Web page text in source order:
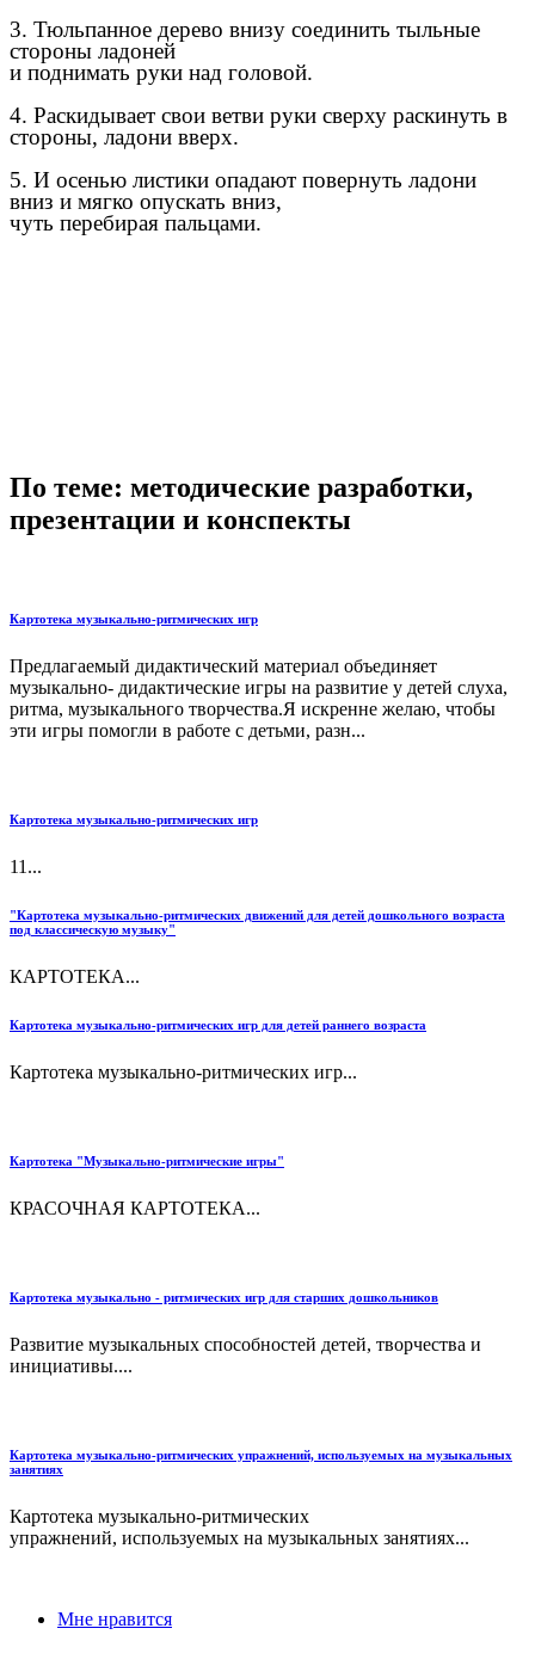
3. Тюльпанное дерево внизу соединить тыльные
стороны ладоней
и поднимать руки над головой.
4. Раскидывает свои ветви руки сверху раскинуть в
стороны, ладони вверх.
5. И осенью листики опадают повернуть ладони
вниз и мягко опускать вниз,
чуть перебирая пальцами.
По теме: методические разработки,
презентации и конспекты
Картотека музыкально-ритмических игр
Предлагаемый дидактический материал объединяет
музыкально- дидактические игры на развитие у детей слуха,
ритма, музыкального творчества.Я искренне желаю, чтобы
эти игры помогли в работе с детьми, разн...
Картотека музыкально-ритмических игр
11...
"Картотека музыкально-ритмических движений для детей дошкольного возраста
под классическую музыку"
КАРТОТЕКА...
Картотека музыкально-ритмических игр для детей раннего возраста
Картотека музыкально-ритмических игр...
Картотека "Музыкально-ритмические игры"
КРАСОЧНАЯ КАРТОТЕКА...
Картотека музыкально - ритмических игр для старших дошкольников
Развитие музыкальных способностей детей, творчества и
инициативы....
Картотека музыкально-ритмических упражнений, используемых на музыкальных
занятиях
Картотека музыкально-ритмических
упражнений, используемых на музыкальных занятиях...
Мне нравится